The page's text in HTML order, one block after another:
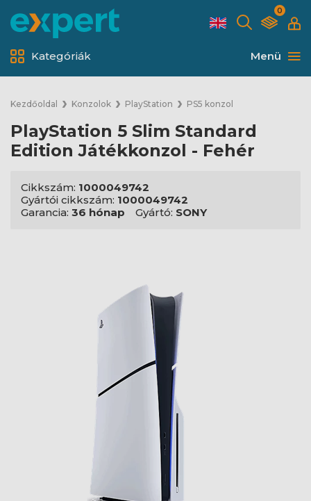
0
Menü
Kategóriák
Kezdőoldal Konzolok PlayStation PS5 konzol
PlayStation 5 Slim Standard
Edition Játékkonzol - Fehér
Cikkszám: 1000049742
Gyártói cikkszám: 1000049742
Garancia: 36 hónap Gyártó: SONY